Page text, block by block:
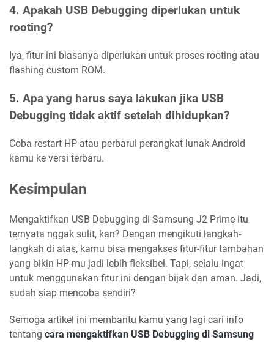
4. Apakah USB Debugging diperlukan untuk
rooting?
Iya, fitur ini biasanya diperlukan untuk proses rooting atau
flashing custom ROM.
5. Apa yang harus saya lakukan jika USB
Debugging tidak aktif setelah dihidupkan?
Coba restart HP atau perbarui perangkat lunak Android
kamu ke versi terbaru.
Kesimpulan
Mengaktifkan USB Debugging di Samsung J2 Prime itu
ternyata nggak sulit, kan? Dengan mengikuti langkah-
langkah di atas, kamu bisa mengakses fitur-fitur tambahan
yang bikin HP-mu jadi lebih fleksibel. Tapi, selalu ingat
untuk menggunakan fitur ini dengan bijak dan aman. Jadi,
sudah siap mencoba sendiri?
Semoga artikel ini membantu kamu yang lagi cari info
tentang cara mengaktifkan USB Debugging di Samsung